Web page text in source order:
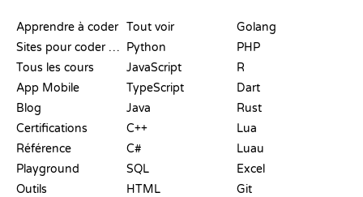
Apprendre à coder
Sites pour coder gratuitement
Tous les cours
App Mobile
Blog
Certifications
Référence
Playground
Outils
Tout voir
Python
JavaScript
TypeScript
Java
C++
C#
SQL
HTML
Golang
PHP
R
Dart
Rust
Lua
Luau
Excel
Git